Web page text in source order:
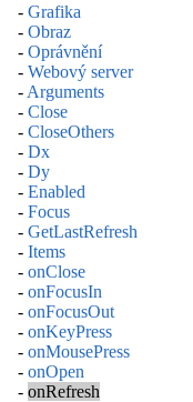
- Grafika
- Obraz
- Oprávnění
- Webový server
- Arguments
- Close
- CloseOthers
- Dx
- Dy
- Enabled
- Focus
- GetLastRefresh
- Items
- onClose
- onFocusIn
- onFocusOut
- onKeyPress
- onMousePress
- onOpen
- onRefresh